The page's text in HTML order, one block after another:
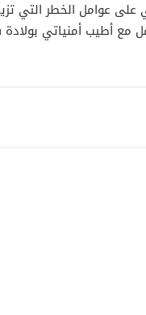
على عوامل الخطر التي
مع أطيب أمنياتي